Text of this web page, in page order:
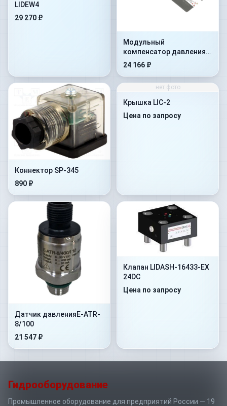
LIDEW4
29 270 ₽
Модульный
компенсатор давления
HC-011/30
24 166 ₽
Коннектор SP-345
890 ₽
нет фото
Крышка LIC-2
Цена по запросу
Датчик давленияE-ATR-
8/100
21 547 ₽
Клапан LIDASH-16433-EX
24DC
Цена по запросу
Гидрооборудование
Промышленное оборудование для предприятий России — 19